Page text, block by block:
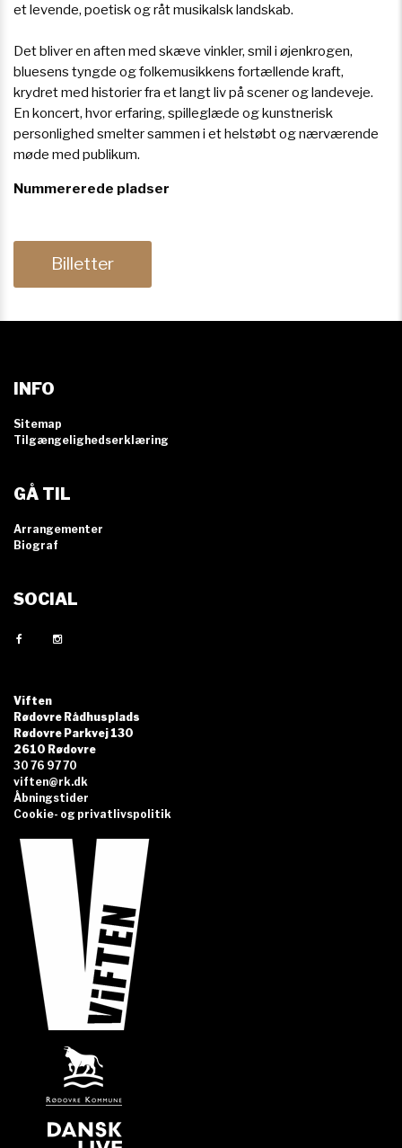
et levende, poetisk og råt musikalsk landskab.
Det bliver en aften med skæve vinkler, smil i øjenkrogen,
bluesens tyngde og folkemusikkens fortællende kraft,
krydret med historier fra et langt liv på scener og landeveje.
En koncert, hvor erfaring, spilleglæde og kunstnerisk
personlighed smelter sammen i et helstøbt og nærværende
møde med publikum.
Nummererede pladser
Billetter
INFO
Sitemap
Tilgængelighedserklæring
GÅ TIL
Arrangementer
Biograf
SOCIAL
Viften
Rødovre Rådhusplads
Rødovre Parkvej 130
2610 Rødovre
30 76 97 70
viften@rk.dk
Åbningstider
Cookie- og privatlivspolitik